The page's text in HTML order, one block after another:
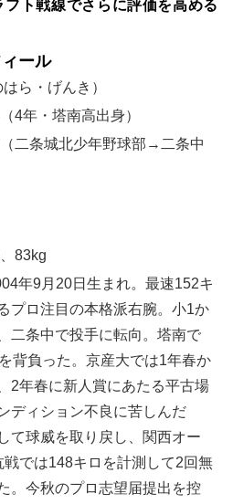
ト戦線でさらに評価を高める
ィール
ら・げんき）
4年・塔南高出身）
二条城北少年野球部→二条中
83kg
年9月20日生まれ。最速152キ
プロ注目の本格派右腕。小1か
二条中で投手に転向。塔南で
背負った。京産大では1年春か
2年春に新人賞にあたる平古場
ディション不良に苦しんだ
て球威を取り戻し、関西オー
戦では148キロを計測して2回無
。今秋のプロ志望届提出を控